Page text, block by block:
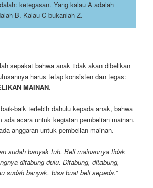
ketegasan. Yang kalau A adalah
B. Kalau C bukanlah Z.
sepakat bahwa anak tidak akan dibelikan
harus tetap konsisten dan tegas:
MAINAN.
baik terlebih dahulu kepada anak, bahwa
ada acara untuk kegiatan pembelian mainan.
anggaran untuk pembelian mainan.
sudah banyak tuh. Beli mainannya tidak
ditabung dulu. Ditabung, ditabung,
sudah banyak, bisa buat beli sepeda.”